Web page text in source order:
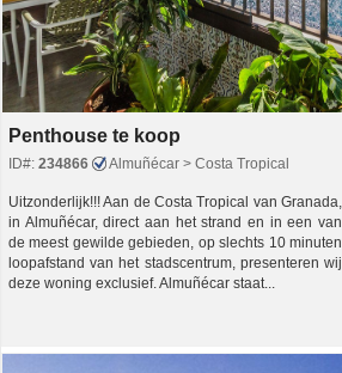
Penthouse te koop
ID#: 234866 Almuñécar > Costa Tropical
Uitzonderlijk!!! Aan de Costa Tropical van Granada,
in Almuñécar, direct aan het strand en in een van
de meest gewilde gebieden, op slechts 10 minuten
loopafstand van het stadscentrum, presenteren wij
deze woning exclusief. Almuñécar staat...